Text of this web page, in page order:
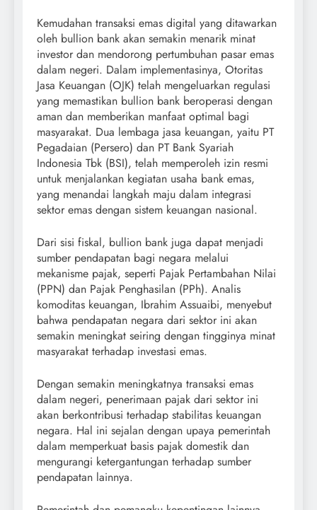
Kemudahan transaksi emas digital yang ditawarkan
oleh bullion bank akan semakin menarik minat
investor dan mendorong pertumbuhan pasar emas
dalam negeri. Dalam implementasinya, Otoritas
Jasa Keuangan (OJK) telah mengeluarkan regulasi
yang memastikan bullion bank beroperasi dengan
aman dan memberikan manfaat optimal bagi
masyarakat. Dua lembaga jasa keuangan, yaitu PT
Pegadaian (Persero) dan PT Bank Syariah
Indonesia Tbk (BSI), telah memperoleh izin resmi
untuk menjalankan kegiatan usaha bank emas,
yang menandai langkah maju dalam integrasi
sektor emas dengan sistem keuangan nasional.
Dari sisi fiskal, bullion bank juga dapat menjadi
sumber pendapatan bagi negara melalui
mekanisme pajak, seperti Pajak Pertambahan Nilai
(PPN) dan Pajak Penghasilan (PPh). Analis
komoditas keuangan, Ibrahim Assuaibi, menyebut
bahwa pendapatan negara dari sektor ini akan
semakin meningkat seiring dengan tingginya minat
masyarakat terhadap investasi emas.
Dengan semakin meningkatnya transaksi emas
dalam negeri, penerimaan pajak dari sektor ini
akan berkontribusi terhadap stabilitas keuangan
negara. Hal ini sejalan dengan upaya pemerintah
dalam memperkuat basis pajak domestik dan
mengurangi ketergantungan terhadap sumber
pendapatan lainnya.